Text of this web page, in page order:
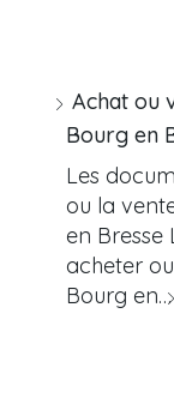
Achat ou
Bourg en
Les
ou la
en Bresse
acheter
Bourg en…